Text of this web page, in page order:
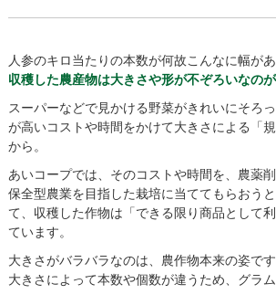
人参のキロ当たりの本数が何故こんなに幅があ
収穫した農産物は大きさや形が不ぞろいなの
スーパーなどで見かける野菜がきれいにそろ
が高いコストや時間をかけて大きさによる「
から。
あいコープでは、そのコストや時間を、農薬
保全型農業を目指した栽培に当ててもらおう
て、収穫した作物は「できる限り商品として
ています。
大きさがバラバラなのは、農作物本来の姿です
大きさによって本数や個数が違うため、グラ